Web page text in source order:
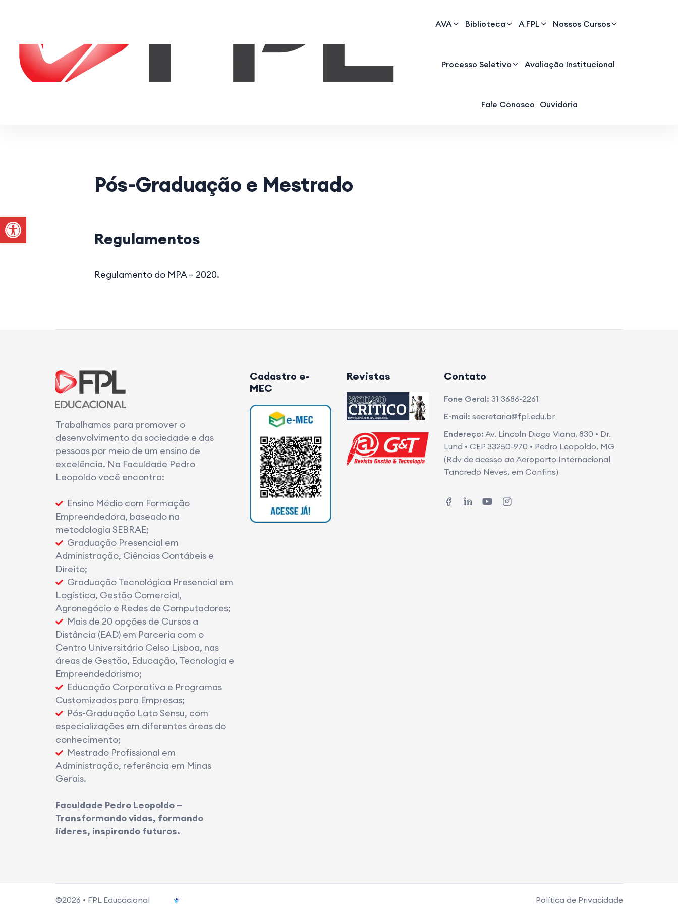
AVA Biblioteca A FPL Nossos Cursos
Processo Seletivo Avaliação Institucional
Fale Conosco Ouvidoria
Pós-Graduação e Mestrado
Regulamentos
Regulamento do MPA – 2020.
Trabalhamos para promover o
desenvolvimento da sociedade e das
pessoas por meio de um ensino de
excelência. Na Faculdade Pedro
Leopoldo você encontra:
Ensino Médio com Formação
Empreendedora, baseado na
metodologia SEBRAE;
Graduação Presencial em
Administração, Ciências Contábeis e
Direito;
Graduação Tecnológica Presencial em
Logística, Gestão Comercial,
Agronegócio e Redes de Computadores;
Mais de 20 opções de Cursos a
Distância (EAD) em Parceria com o
Centro Universitário Celso Lisboa, nas
áreas de Gestão, Educação, Tecnologia e
Empreendedorismo;
Educação Corporativa e Programas
Customizados para Empresas;
Pós-Graduação Lato Sensu, com
especializações em diferentes áreas do
conhecimento;
Mestrado Profissional em
Administração, referência em Minas
Gerais.
Faculdade Pedro Leopoldo –
Transformando vidas, formando
líderes, inspirando futuros.
Cadastro e-
MEC
Revistas Contato
Fone Geral: 31 3686-2261
E-mail: secretaria@fpl.edu.br
Endereço: Av. Lincoln Diogo Viana, 830 • Dr.
Lund • CEP 33250-970 • Pedro Leopoldo, MG
(Rdv de acesso ao Aeroporto Internacional
Tancredo Neves, em Confins)
©2026 • FPL Educacional Política de Privacidade
Abrir a barra de ferramentas